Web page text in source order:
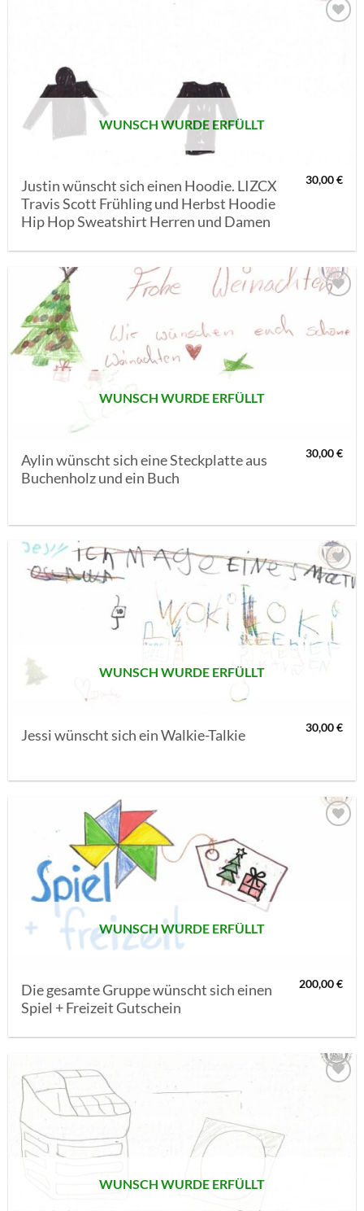
WUNSCH WURDE ERFÜLLT
Justin wünscht sich einen Hoodie. LIZCX
Travis Scott Frühling und Herbst Hoodie
Hip Hop Sweatshirt Herren und Damen
30,00€
MERKLISTE
SETZEN
WUNSCH WURDE ERFÜLLT
Aylin wünscht sich eine Steckplatte aus
Buchenholz und ein Buch
30,00€
AUF MEINE
SETZEN
WUNSCH WURDE ERFÜLLT
Jessi wünscht sich ein Walkie-Talkie 30,00€
SETZEN
WUNSCH WURDE ERFÜLLT
Die gesamte Gruppe wünscht sich einen
Spiel + Freizeit Gutschein
200,00€
WUNSCH WURDE ERFÜLLT